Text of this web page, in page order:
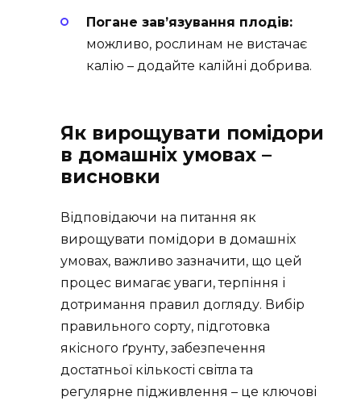
Погане зав’язування плодів:
можливо, рослинам не вистачає
калію – додайте калійні добрива.
Як вирощувати помідори
в домашніх умовах –
висновки
Відповідаючи на питання як
вирощувати помідори в домашніх
умовах, важливо зазначити, що цей
процес вимагає уваги, терпіння і
дотримання правил догляду. Вибір
правильного сорту, підготовка
якісного ґрунту, забезпечення
достатньої кількості світла та
регулярне підживлення – це ключові